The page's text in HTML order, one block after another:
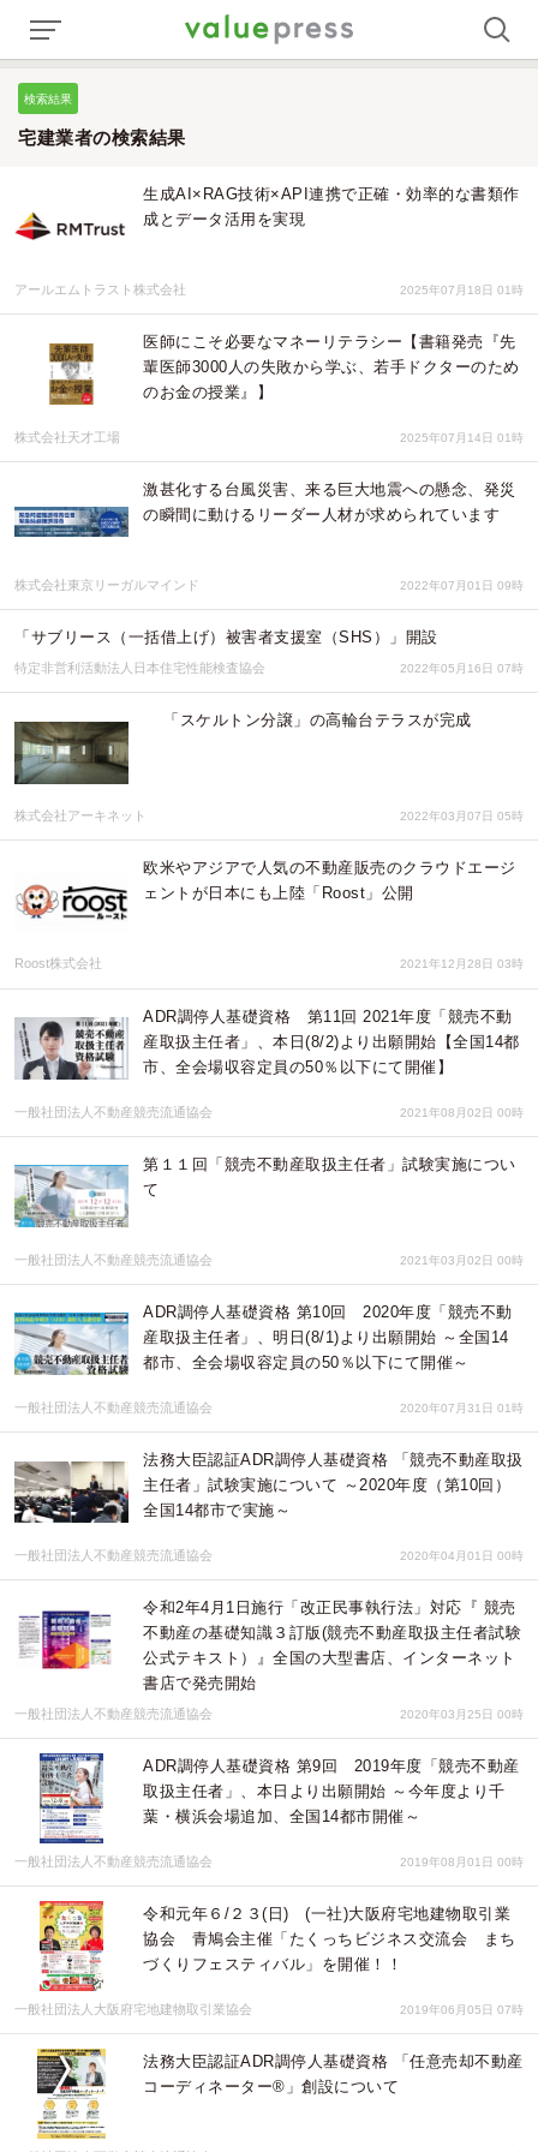
検索結果
宅建業者の検索結果
生成AI×RAG技術×API連携で正確・効率的な書類作
成とデータ活用を実現
アールエムトラスト株式会社 2025年07月18日 01時
医師にこそ必要なマネーリテラシー【書籍発売『先
輩医師3000人の失敗から学ぶ、若手ドクターのため
のお金の授業』】
株式会社天才工場 2025年07月14日 01時
激甚化する台風災害、来る巨大地震への懸念、発災
の瞬間に動けるリーダー人材が求められています
株式会社東京リーガルマインド 2022年07月01日 09時
「サブリース（一括借上げ）被害者支援室（SHS）」開設
特定非営利活動法人日本住宅性能検査協会 2022年05月16日 07時
「スケルトン分譲」の高輪台テラスが完成
株式会社アーキネット 2022年03月07日 05時
欧米やアジアで人気の不動産販売のクラウドエージ
ェントが日本にも上陸「Roost」公開
Roost株式会社 2021年12月28日 03時
ADR調停人基礎資格 第11回 2021年度「競売不動
産取扱主任者」、本日(8/2)より出願開始【全国14都
市、全会場収容定員の50％以下にて開催】
一般社団法人不動産競売流通協会 2021年08月02日 00時
第１１回「競売不動産取扱主任者」試験実施につい
て
一般社団法人不動産競売流通協会 2021年03月02日 00時
ADR調停人基礎資格 第10回 2020年度「競売不動
産取扱主任者」、明日(8/1)より出願開始 ～全国14
都市、全会場収容定員の50％以下にて開催～
一般社団法人不動産競売流通協会 2020年07月31日 01時
法務大臣認証ADR調停人基礎資格 「競売不動産取扱
主任者」試験実施について ～2020年度（第10回）
全国14都市で実施～
一般社団法人不動産競売流通協会 2020年04月01日 00時
令和2年4月1日施行「改正民事執行法」対応『 競売
不動産の基礎知識３訂版(競売不動産取扱主任者試験
公式テキスト）』全国の大型書店、インターネット
書店で発売開始
一般社団法人不動産競売流通協会 2020年03月25日 00時
ADR調停人基礎資格 第9回 2019年度「競売不動産
取扱主任者」、本日より出願開始 ～今年度より千
葉・横浜会場追加、全国14都市開催～
一般社団法人不動産競売流通協会 2019年08月01日 00時
令和元年６/２３(日) (一社)大阪府宅地建物取引業
協会 青鳩会主催「たくっちビジネス交流会 まち
づくりフェスティバル」を開催！！
一般社団法人大阪府宅地建物取引業協会 2019年06月05日 07時
法務大臣認証ADR調停人基礎資格 「任意売却不動産
コーディネーター®」創設について